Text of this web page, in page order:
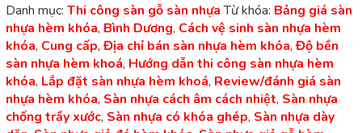
Danh mục: Thi công sàn gỗ sàn nhựa Từ khóa: Bảng giá sàn
nhựa hèm khóa, Bình Dương, Cách vệ sinh sàn nhựa hèm
khóa, Cung cấp,Địa chỉ bán sàn nhựa hèm khóa,Độ bền
sàn nhựa hèm khoá, Hướng dẫn thi công sàn nhựa hèm
khóa, Lắp đặt sàn nhựa hèm khoá, Review/đánh giá sàn
nhựa hèm khóa, Sàn nhựa cách âm cách nhiệt, Sàn nhựa
chống trầy xước, Sàn nhựa có khóa ghép, Sàn nhựa dày